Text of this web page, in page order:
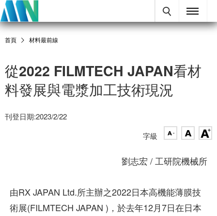
首頁 材料最前線
從2022 FILMTECH JAPAN看材
料發展與電漿加工技術現況
刊登日期:2023/2/22
字級
劉志宏 / 工研院機械所
由RX JAPAN Ltd.所主辦之2022日本高機能薄膜技
術展(FILMTECH JAPAN )，於去年12月7日在日本